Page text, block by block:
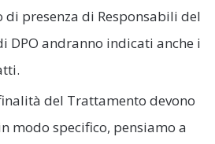
di presenza di Responsabili del
DPO andranno indicati anche i
del Trattamento devono
modo specifico, pensiamo a